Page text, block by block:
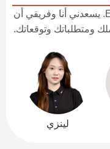
أنا ليو، رئيس فريق المبيعات في E-abel. يسعدني أنا وفريقي أن
ومتطلباتك وتوقعاتك.
لينزي